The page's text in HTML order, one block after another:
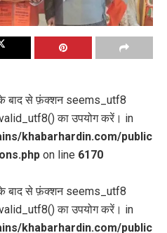
बाद से फ़ंक्शन seems_utf8
का उपयोग करें। in
khabarhardin.com/public
on line 6170
बाद से फ़ंक्शन seems_utf8
का उपयोग करें। in
khabarhardin.com/public